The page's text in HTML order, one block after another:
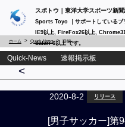
スポトウ｜東洋大学スポーツ新
Sports Toyo ｜サポートしているブ
IE9以上, FireFox26以上,
Safari 6以上 です。
ホーム Quick-News 詳細
Quick-News 速報掲示板
<
2020-8-2 リリース
[男子サッカー]第